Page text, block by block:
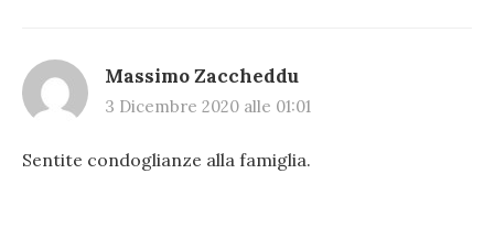
Massimo Zaccheddu
3 Dicembre 2020 alle 01:01
Sentite condoglianze alla famiglia.